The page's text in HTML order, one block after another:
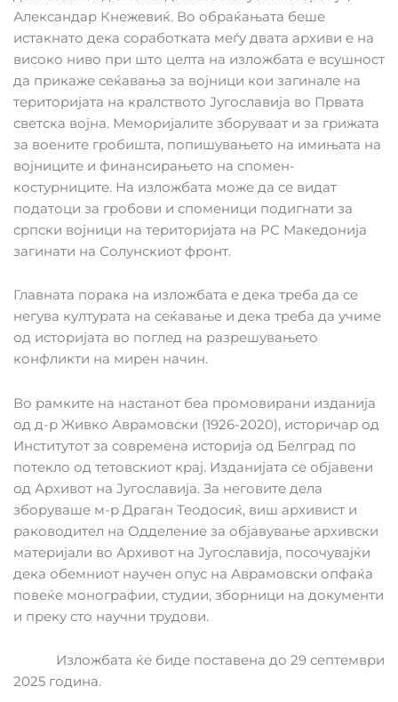
Александар Кнежевиќ. Во обраќањата беше
истакнато дека соработката меѓу двата архиви е на
високо ниво при што целта на изложбата е всушност
да прикаже сеќавања за војници кои загинале на
територијата на кралството Југославија во Првата
светска војна. Меморијалите зборуваат и за грижата
за воените гробишта, попишувањето на имињата на
војниците и финансирањето на спомен-
костурниците. На изложбата може да се видат
податоци за гробови и споменици подигнати за
српски војници на територијата на РС Македонија
загинати на Солунскиот фронт.
Главната порака на изложбата е дека треба да се
негува културата на сеќавање и дека треба да учиме
од историјата во поглед на разрешувањето
конфликти на мирен начин.
Во рамките на настанот беа промовирани изданија
од д-р Живко Аврамовски (1926-2020), историчар од
Институтот за современа историја од Белград по
потекло од тетовскиот крај. Изданијата се објавени
од Архивот на Југославија. За неговите дела
зборуваше м-р Драган Теодосиќ, виш архивист и
раководител на Одделение за објавување архивски
материјали во Архивот на Југославија, посочувајќи
дека обемниот научен опус на Аврамовски опфаќа
повеќе монографии, студии, зборници на документи
и преку сто научни трудови.
Изложбата ќе биде поставена до 29 септември
2025 година.